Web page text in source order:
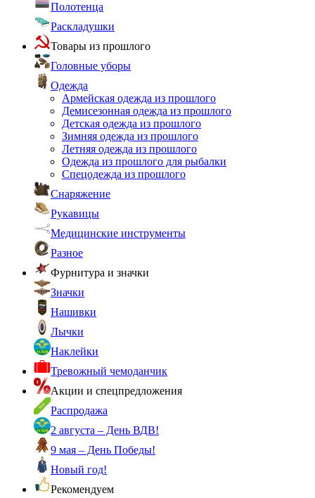
Полотенца
Раскладушки
Товары из прошлого
Головные уборы
Одежда
Армейская одежда из прошлого
Демисезонная одежда из прошлого
Детская одежда из прошлого
Зимняя одежда из прошлого
Летняя одежда из прошлого
Одежда из прошлого для рыбалки
Спецодежда из прошлого
Снаряжение
Рукавицы
Медицинские инструменты
Разное
Фурнитура и значки
Значки
Нашивки
Лычки
Наклейки
Тревожный чемоданчик
Акции и спецпредложения
Распродажа
2 августа – День ВДВ!
9 мая – День Победы!
Новый год!
Рекомендуем